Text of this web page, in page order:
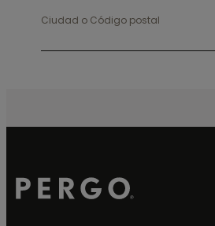
Ciudad o Código postal